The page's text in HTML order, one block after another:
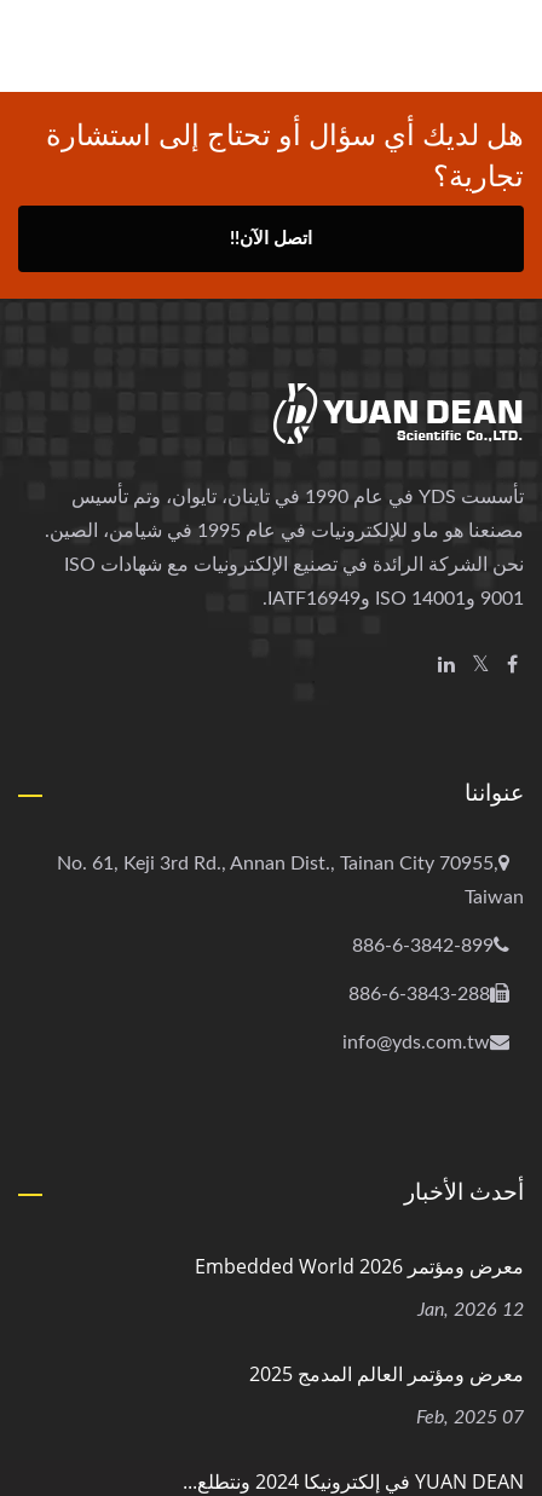
هل لديك أي سؤال أو تحتاج إلى استشارة
تجارية؟
اتصل الآن!!
تأسست YDS في عام 1990 في تاينان، تايوان، وتم تأسيس
مصنعنا هو ماو للإلكترونيات في عام 1995 في شيامن، الصين.
نحن الشركة الرائدة في تصنيع الإلكترونيات مع شهادات ISO
9001 وISO 14001 وIATF16949.
عنواننا
No. 61, Keji 3rd Rd., Annan Dist., Tainan City 70955,
Taiwan
886-6-3842-899
886-6-3843-288
info@yds.com.tw
أحدث الأخبار
معرض ومؤتمر Embedded World 2026
12 Jan, 2026
معرض ومؤتمر العالم المدمج 2025
07 Feb, 2025
YUAN DEAN في إلكترونيكا 2024 ونتطلع...